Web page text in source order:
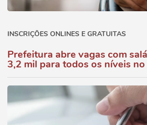
INSCRIÇÕES ONLINES E GRATUITAS
Prefeitura abre vagas com
3,2 mil para todos os níveis no